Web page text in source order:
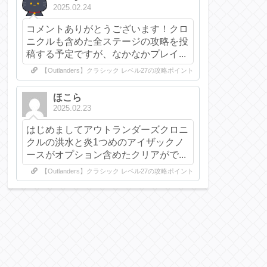
2025.02.24
コメントありがとうございます！クロ
ニクルも含めた全ステージの攻略を投
稿する予定ですが、なかなかプレイ...
【Outlanders】クラシック レベル27の攻略ポイント
ほこら
2025.02.23
はじめましてアウトランダーズクロニ
クルの洪水と炎1つめのアイザックノ
ースがオプション含めたクリアがで...
【Outlanders】クラシック レベル27の攻略ポイント